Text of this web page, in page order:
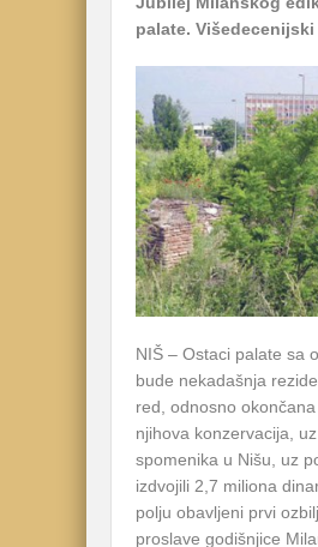
palate.
NIŠ – Ostaci palate sa
bude nekadašnja
red, odnosno
njihova konzervacija,
spomenika u Nišu, uz
izdvojili 2,7 miliona
polju obavljeni prvi
proslave godišnjice